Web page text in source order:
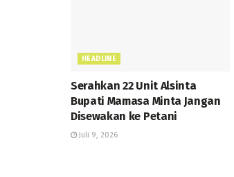
HEADLINE
Serahkan 22 Unit Alsinta
Bupati Mamasa Minta Jangan
Disewakan ke Petani
Juli 9, 2026